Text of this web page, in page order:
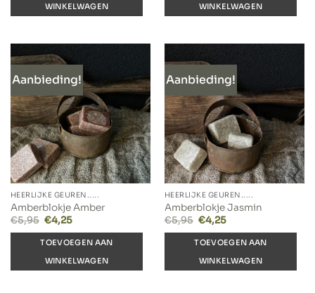
WINKELWAGEN
WINKELWAGEN
Aanbieding!
HEERLIJKE GEUREN.....
Amberblokje Amber
€5,95 Oorspronkelijke
prijs
was:
€5,95.
€4,25Huidige
is:
€4,25.
TOEVOEGEN AAN
WINKELWAGEN
Aanbieding!
HEERLIJKE GEUREN.....
Amberblokje Jasmin
€5,95 Oorspronkelijke
prijs
was:
€5,95.
€4,25Huidige
is:
€4,25.
TOEVOEGEN AAN
WINKELWAGEN